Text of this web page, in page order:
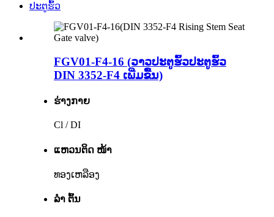
ປະຕູຮົ້ວ
FGV01-F4-16 (ວາວປະຕູຮົ້ວປະຕູຮົ້ວ
DIN 3352-F4 ເພີ່ມຂື້ນ)
ຮ່າງກາຍ
Cl / DI
ແຫວນຕິດ ໜ້າ
ທອງເຫລືອງ
ລຳ ຕົ້ນ